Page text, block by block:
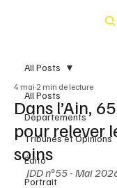
All Posts
Départements
Tribunes et Opinions
Édito
Portrait
All Posts
Dans l’Ain,
pour relever
soins
4 mai 2 min de lecture
JDD n°55 - Mai